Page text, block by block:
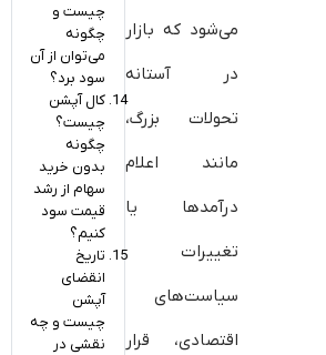
می‌شود که بازار
در آستانه
تحولات بزرگ،
مانند اعلام
درآمدها یا
تغییرات
سیاست‌های
اقتصادی، قرار
چیست و
چگونه
می‌توان از آن
سود برد؟
کال آپشن
چیست؟
چگونه
بدون خرید
سهام از رشد
قیمت سود
کنیم؟
تاریخ
انقضای
آپشن
چیست و چه
نقشی در